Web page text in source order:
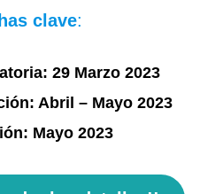
clave:
29 Marzo 2023
Abril – Mayo 2023
Mayo 2023